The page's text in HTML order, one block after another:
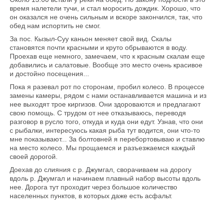
время налетели тучи, и стал моросить дождик. Хорошо, что
он оказался не очень сильным и вскоре закончился, так, что
обед нам испортить не смог.
За пос. Кызыл-Суу каньон меняет свой вид. Скалы
становятся почти красными и круто обрываются в воду.
Проехав еще немного, замечаем, что к красным скалам еще
добавились и салатовые. Вообще это место очень красивое
и достойно посещения...
Пока я разевал рот по сторонам, пробил колесо. В процессе
замены камеры, рядом с нами останавливается машина и из
нее выходят трое киргизов. Они здороваются и предлагают
свою помощь. С трудом от нее отказываюсь, переводя
разговор в русло того, откуда и куда они едут. Узнав, что они
с рыбалки, интересуюсь какая рыба тут водится, они что-то
мне показывают... За болтовней я перебортовываю и ставлю
на место колесо. Мы прощаемся и разъезжаемся каждый
своей дорогой.
Доехав до слияния с р. Джумгал, сворачиваем на дорогу
вдоль р. Джумгал и начинаем плавный набор высоты вдоль
нее. Дорога тут проходит через большое количество
населенных пунктов, в которых даже есть асфальт.